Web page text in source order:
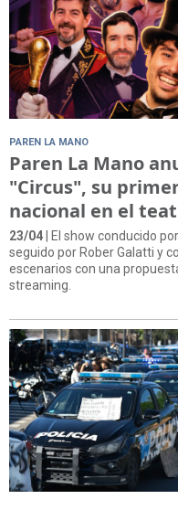
PAREN LA MANO
Paren La Mano
"Circus", su
nacional en el
23/04| El show conducido
seguido por Rober Galatti y
escenarios con una
streaming.